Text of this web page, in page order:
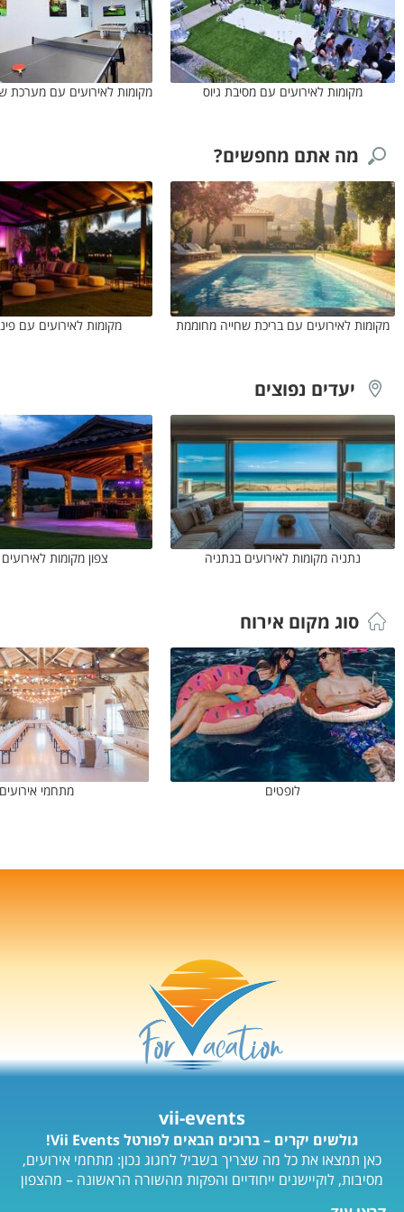
מקומות לאירועים עם מסיבת גיוס
מה אתם מחפשים?
מקומות לאירועים עם בריכת שחייה מחוממת מקומות לאירועים עם
יעדים נפוצים
נתניה מקומות לאירועים בנתניה צפון מקומות
סוג מקום אירוח
לופטים מתחמי אירועים
vii-events
גולשים יקרים – ברוכים הבאים לפורטל Vii Events!
כאן תמצאו את כל מה שצריך בשביל לחגוג נכון: מתחמי אירועים,
מסיבות, לוקיישנים ייחודיים והפקות מהשורה הראשונה – מהצפון